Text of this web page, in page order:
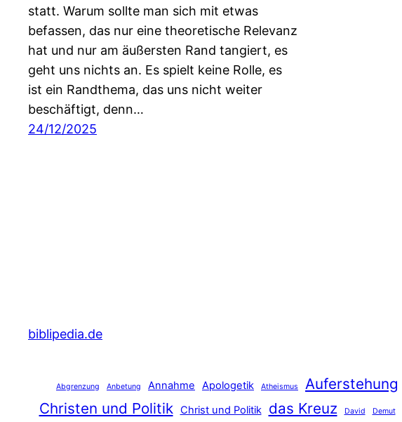
statt. Warum sollte man sich mit etwas
befassen, das nur eine theoretische Relevanz
hat und nur am äußersten Rand tangiert, es
geht uns nichts an. Es spielt keine Rolle, es
ist ein Randthema, das uns nicht weiter
beschäftigt, denn…
24/12/2025
biblipedia.de
Abgrenzung Anbetung Annahme Apologetik Atheismus Auferstehung
Christen und Politik Christ und Politik das Kreuz David Demut